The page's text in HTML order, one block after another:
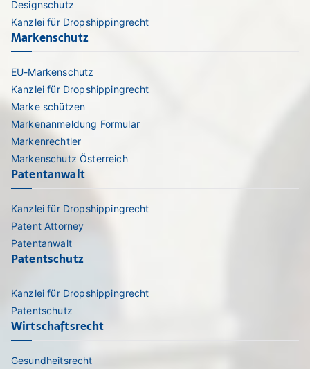
Designschutz
Kanzlei für Dropshippingrecht
Markenschutz
EU-Markenschutz
Kanzlei für Dropshippingrecht
Marke schützen
Markenanmeldung Formular
Markenrechtler
Markenschutz Österreich
Patentanwalt
Kanzlei für Dropshippingrecht
Patent Attorney
Patentanwalt
Patentschutz
Kanzlei für Dropshippingrecht
Patentschutz
Wirtschaftsrecht
Gesundheitsrecht